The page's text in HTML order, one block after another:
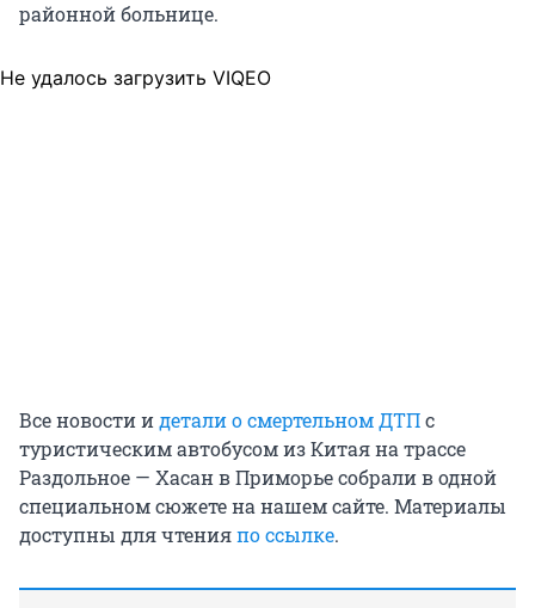
районной больнице.
Не удалось загрузить VIQEO
Все новости идетали о смертельном ДТПс
туристическим автобусом из Китая на трассе
Раздольное — Хасан в Приморье собрали в одной
специальном сюжете на нашем сайте. Материалы
доступны для чтенияпо ссылке.